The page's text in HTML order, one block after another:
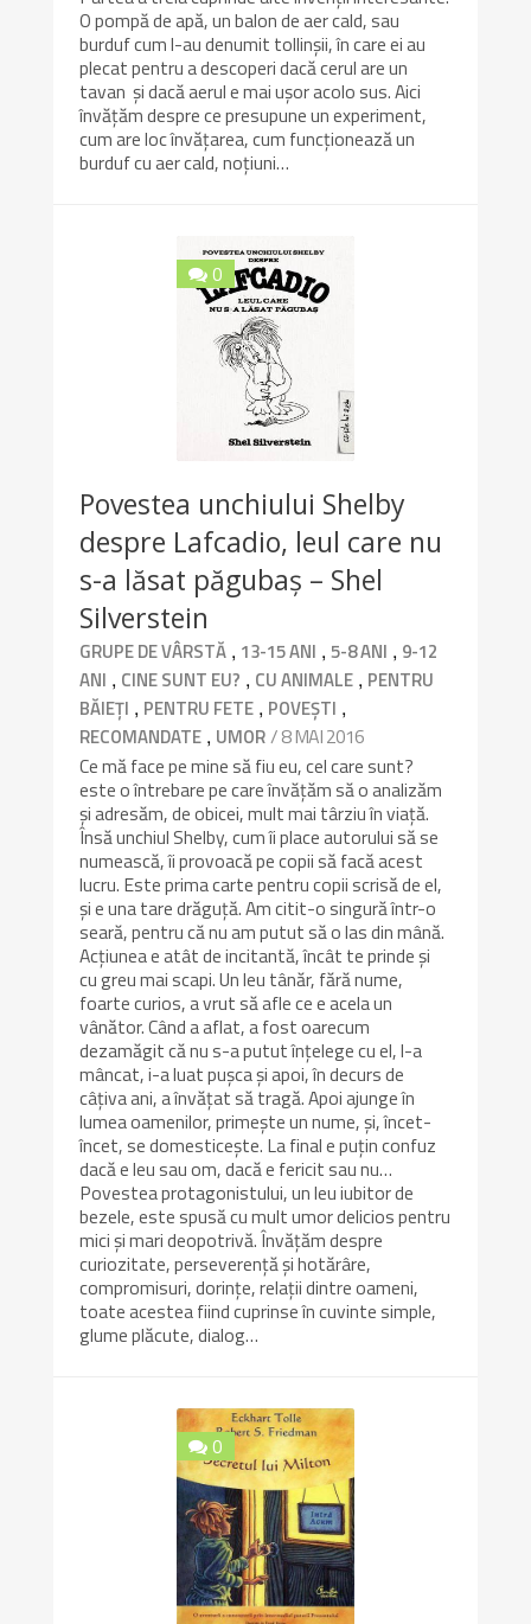
O pompă de apă, un balon de aer cald, sau
burduf cum l-au denumit tollinșii, în care ei au
plecat pentru a descoperi dacă cerul are un
tavan și dacă aerul e mai ușor acolo sus. Aici
învățăm despre ce presupune un experiment,
cum are loc învățarea, cum funcționează un
burduf cu aer cald, noțiuni…
0
Povestea unchiului Shelby
despre Lafcadio, leul care nu
s-a lăsat păgubaș – Shel
Silverstein
GRUPE DE VÂRSTĂ , 13-15 ANI ,5-8 ANI , 9-12
ANI , CINE SUNT EU? , CU ANIMALE , PENTRU
BĂIEȚI , PENTRU FETE , POVEȘTI ,
RECOMANDATE , UMOR/ 8 MAI 2016
Ce mă face pe mine să fiu eu, cel care sunt?
este o întrebare pe care învățăm să o analizăm
și adresăm, de obicei, mult mai târziu în viață.
Însă unchiul Shelby, cum îi place autorului să se
numească, îi provoacă pe copii să facă acest
lucru. Este prima carte pentru copii scrisă de el,
și e una tare drăguță. Am citit-o singură într-o
seară, pentru că nu am putut să o las din mână.
Acțiunea e atât de incitantă, încât te prinde și
cu greu mai scapi. Un leu tânăr, fără nume,
foarte curios, a vrut să afle ce e acela un
vânător. Când a aflat, a fost oarecum
dezamăgit că nu s-a putut înțelege cu el, l-a
mâncat, i-a luat pușca și apoi, în decurs de
câțiva ani, a învățat să tragă. Apoi ajunge în
lumea oamenilor, primește un nume, și, încet-
încet, se domesticește. La final e puțin confuz
dacă e leu sau om, dacă e fericit sau nu…
Povestea protagonistului, un leu iubitor de
bezele, este spusă cu mult umor delicios pentru
mici și mari deopotrivă. Învățăm despre
curiozitate, perseverență și hotărâre,
compromisuri, dorințe, relații dintre oameni,
toate acestea fiind cuprinse în cuvinte simple,
glume plăcute, dialog…
0